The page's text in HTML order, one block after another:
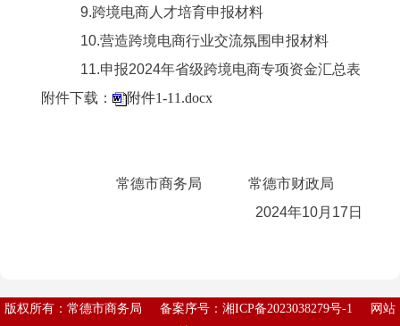
9.跨境电商人才培育申报材料
10.营造跨境电商行业交流氛围申报材料
11.申报2024年省级跨境电商专项资金汇总表
附件下载：
附件1-11.docx
常德市商务局 常德市财政局
2024年10月17日
版权所有：常德市商务局 备案序号： 湘ICP备2023038279号-1
网站